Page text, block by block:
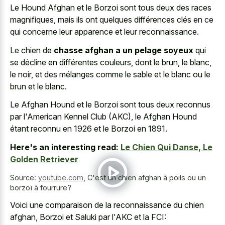
Le Hound Afghan et le Borzoi sont tous deux des races
magnifiques, mais ils ont quelques différences clés en ce
qui concerne leur apparence et leur reconnaissance.
Le chien de chasse afghan a un pelage soyeux qui
se décline en différentes couleurs, dont le brun, le blanc,
le noir, et des mélanges comme le sable et le blanc ou le
brun et le blanc.
Le Afghan Hound et le Borzoi sont tous deux reconnus
par l'American Kennel Club (AKC), le Afghan Hound
étant reconnu en 1926 et le Borzoi en 1891.
Here's an interesting read: Le Chien Qui Danse, Le
Golden Retriever
Source: youtube.com C'est un chien afghan à poils ou un
borzoï à fourrure?
Voici une comparaison de la reconnaissance du chien
afghan, Borzoi et Saluki par l'AKC et la FCI: